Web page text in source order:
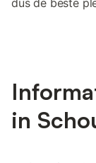
in